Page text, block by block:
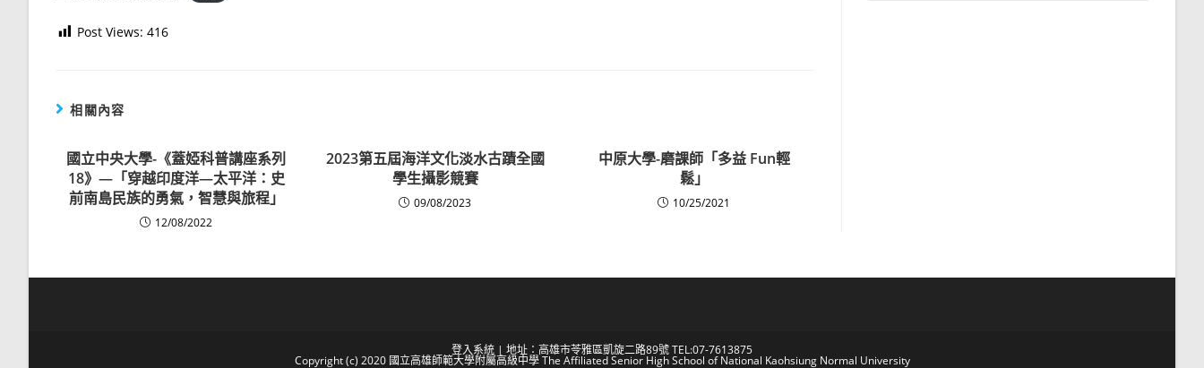
Post Views: 416
相關內容
國立中央大學-《蓋婭科普講座系列
18》—「穿越印度洋—太平洋：史
前南島民族的勇氣，智慧與旅程」
12/08/2022
2023第五屆海洋文化淡水古蹟全國
學生攝影競賽
09/08/2023
中原大學-磨課師「多益 Fun輕
鬆」
10/25/2021
登入系統 | 地址：高雄市苓雅區凱旋二路89號 TEL:07-7613875
Copyright (c) 2020 國立高雄師範大學附屬高級中學 The Affiliated Senior High School of National Kaohsiung Normal University